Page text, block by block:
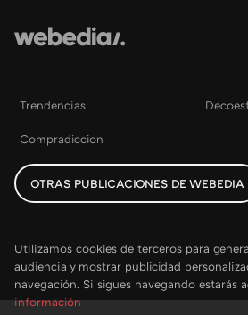
Trendencias
Compradiccion
OTRAS PUBLICACIONES DE WEBEDIA
Utilizamos cookies de terceros para
audiencia y mostrar publicidad
navegación. Si sigues navegando estarás
información